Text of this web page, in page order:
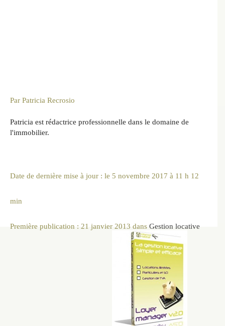
Par Patricia Recrosio
Patricia est rédactrice professionnelle dans le domaine de
l'immobilier.
Date de dernière mise à jour : le 5 novembre 2017 à 11 h 12
min
Première publication : 21 janvier 2013 dans Gestion locative